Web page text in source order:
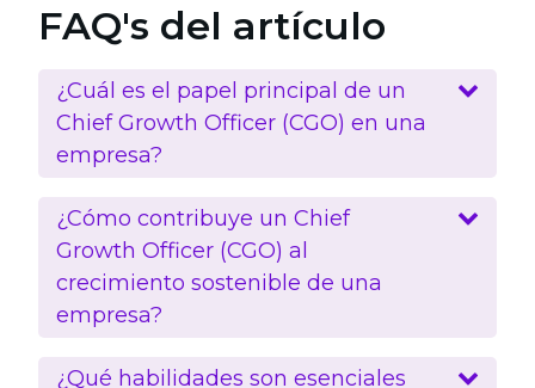
FAQ's del artículo
¿Cuál es el papel principal de un
Chief Growth Officer (CGO) en una
empresa?
¿Cómo contribuye un Chief
Growth Officer (CGO) al
crecimiento sostenible de una
empresa?
¿Qué habilidades son esenciales